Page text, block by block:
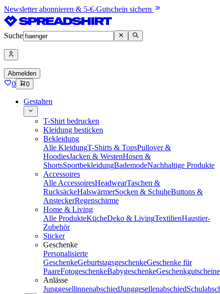
Newsletter abonnieren & 5-€-Gutschein sichern
Suche
Abmelden
0 0
Gestalten
T-Shirt bedrucken
Kleidung besticken
Bekleidung
Alle KleidungT-Shirts & TopsPullover &
HoodiesJacken & WestenHosen &
ShortsSportbekleidungBademodeNachhaltige Produkte
Accessoires
Alle AccessoiresHeadwearTaschen &
RucksäckeHalswärmerSocken & SchuheButtons &
AnsteckerRegenschirme
Home & Living
Alle ProdukteKücheDeko & LivingTextilienHaustier-
Zubehör
Sticker
Geschenke
Personalisierte
GeschenkeGeburtstagsgeschenkeGeschenke für
PaareFotogeschenkeBabygeschenkeGeschenkgutscheine
Anlässe
JunggesellinnenabschiedJunggesellenabschied